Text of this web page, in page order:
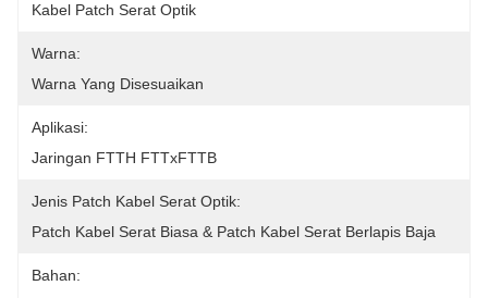
Kabel Patch Serat Optik
Warna:
Warna Yang Disesuaikan
Aplikasi:
Jaringan FTTH FTTxFTTB
Jenis Patch Kabel Serat Optik:
Patch Kabel Serat Biasa & Patch Kabel Serat Berlapis Baja
Bahan: